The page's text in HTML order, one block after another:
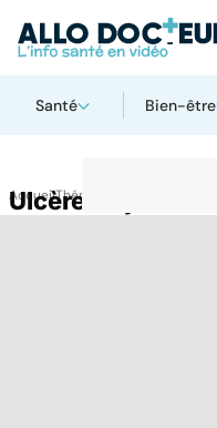
Santé Bien-être
AccueilThématiques
Ulcère de jambe